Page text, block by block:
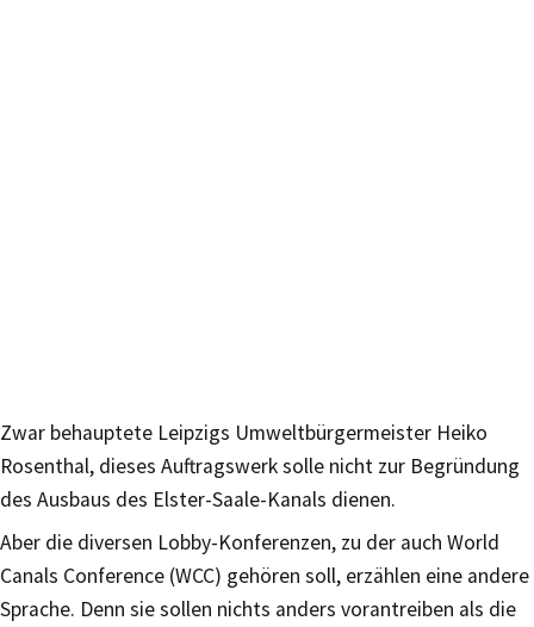
Zwar behauptete Leipzigs Umweltbürgermeister Heiko
Rosenthal, dieses Auftragswerk solle nicht zur Begründung
des Ausbaus des Elster-Saale-Kanals dienen.
Aber die diversen Lobby-Konferenzen, zu der auch World
Canals Conference (WCC) gehören soll, erzählen eine andere
Sprache. Denn sie sollen nichts anders vorantreiben als die